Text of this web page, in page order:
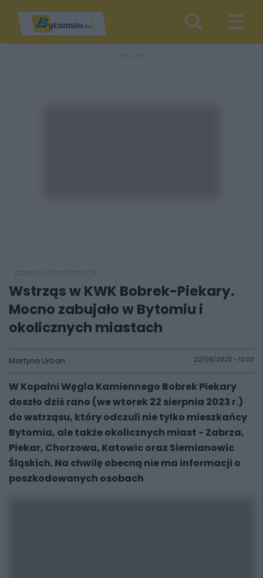
Wstrząs w KWK Bobrek-Piekary.
Mocno zabujało w Bytomiu i
okolicznych miastach
Martyna Urban 22/08/2023 - 10:00
W Kopalni Węgla Kamiennego Bobrek Piekary
doszło dziś rano (we wtorek 22 sierpnia 2023 r.)
do wstrząsu, który odczuli nie tylko mieszkańcy
Bytomia, ale także okolicznych miast - Zabrza,
Piekar, Chorzowa, Katowic oraz Siemianowic
Śląskich. Na chwilę obecną nie ma informacji o
poszkodowanych osobach